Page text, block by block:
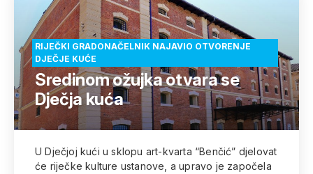
RIJEČKI GRADONAČELNIK NAJAVIO OTVORENJE
DJEČJE KUĆE
Sredinom ožujka otvara se
Dječja kuća
U Dječjoj kući u sklopu art-kvarta “Benčić” djelovat
će riječke kulture ustanove, a upravo je započela